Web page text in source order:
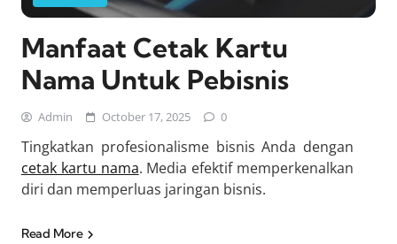
Manfaat Cetak Kartu
Nama Untuk Pebisnis
Admin October 17, 2025 0
Tingkatkan profesionalisme bisnis Anda dengan
cetak kartu nama. Media efektif memperkenalkan
diri dan memperluas jaringan bisnis.
Read More